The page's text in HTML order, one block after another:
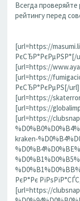
Всегда
рейтингу перед
[url=https://
РєСЂР°РєРµРЅР°[/
[url=https://
[url=https://
РєСЂР°РєРµРЅ[/url]
[url=https://
[url=https://
[url=https://
kraken-
РєР°Рє
[url=https://